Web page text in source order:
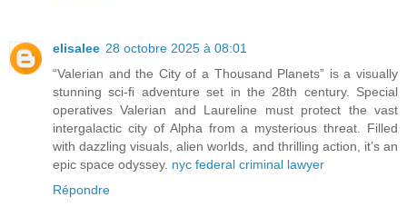
elisalee 28 octobre 2025 à 08:01
“Valerian and the City of a Thousand Planets” is a visually
stunning sci-fi adventure set in the 28th century. Special
operatives Valerian and Laureline must protect the vast
intergalactic city of Alpha from a mysterious threat. Filled
with dazzling visuals, alien worlds, and thrilling action, it’s an
epic space odyssey. nyc federal criminal lawyer
Répondre